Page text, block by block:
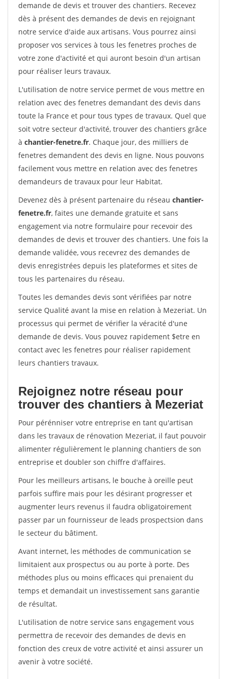
demande de devis et trouver des chantiers. Recevez
dès à présent des demandes de devis en rejoignant
notre service d'aide aux artisans. Vous pourrez ainsi
proposer vos services à tous les fenetres proches de
votre zone d'activité et qui auront besoin d'un artisan
pour réaliser leurs travaux.
L'utilisation de notre service permet de vous mettre en
relation avec des fenetres demandant des devis dans
toute la France et pour tous types de travaux. Quel que
soit votre secteur d'activité, trouver des chantiers grâce
à chantier-fenetre.fr. Chaque jour, des milliers de
fenetres demandent des devis en ligne. Nous pouvons
facilement vous mettre en relation avec des fenetres
demandeurs de travaux pour leur Habitat.
Devenez dès à présent partenaire du réseau chantier-
fenetre.fr, faites une demande gratuite et sans
engagement via notre formulaire pour recevoir des
demandes de devis et trouver des chantiers. Une fois la
demande validée, vous recevrez des demandes de
devis enregistrées depuis les plateformes et sites de
tous les partenaires du réseau.
Toutes les demandes devis sont vérifiées par notre
service Qualité avant la mise en relation à Mezeriat. Un
processus qui permet de vérifier la véracité d'une
demande de devis. Vous pouvez rapidement $etre en
contact avec les fenetres pour réaliser rapidement
leurs chantiers travaux.
Rejoignez notre réseau pour
trouver des chantiers à Mezeriat
Pour pérénniser votre entreprise en tant qu'artisan
dans les travaux de rénovation Mezeriat, il faut pouvoir
alimenter régulièrement le planning chantiers de son
entreprise et doubler son chiffre d'affaires.
Pour les meilleurs artisans, le bouche à oreille peut
parfois suffire mais pour les désirant progresser et
augmenter leurs revenus il faudra obligatoirement
passer par un fournisseur de leads prospectsion dans
le secteur du bâtiment.
Avant internet, les méthodes de communication se
limitaient aux prospectus ou au porte à porte. Des
méthodes plus ou moins efficaces qui prenaient du
temps et demandait un investissement sans garantie
de résultat.
L'utilisation de notre service sans engagement vous
permettra de recevoir des demandes de devis en
fonction des creux de votre activité et ainsi assurer un
avenir à votre société.